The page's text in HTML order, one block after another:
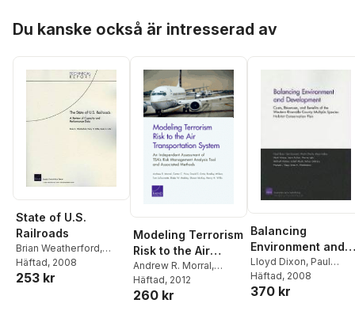
Du kanske också är intresserad av
State of U.S.
Railroads
Brian Weatherford,
Henry H. Willis
Ortiz
Häftad, 2008
253 kr
Modeling Terrorism
Risk to the Air
Transportation
System
Andrew R. Morral,
Carter C. Price
Ortiz, Bradley Wilson
Häftad, 2012
260 kr
Balancing
Environment and
Development
Lloyd Dixon, Paul
Sorensen,Martin
Wachs,Myles Collins
Häftad, 2008
370 kr